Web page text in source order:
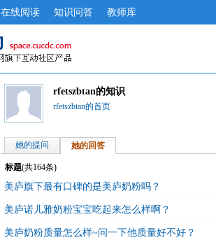
在线阅读 知识问答 教师库
rfetszbtan的知识
rfetszbtan的首页
她的提问 她的回答
标题(共164条)
美庐旗下最有口碑的是美庐奶粉吗？
美庐诺儿雅奶粉宝宝吃起来怎么样啊？
美庐奶粉质量怎么样~问一下他质量好不好？